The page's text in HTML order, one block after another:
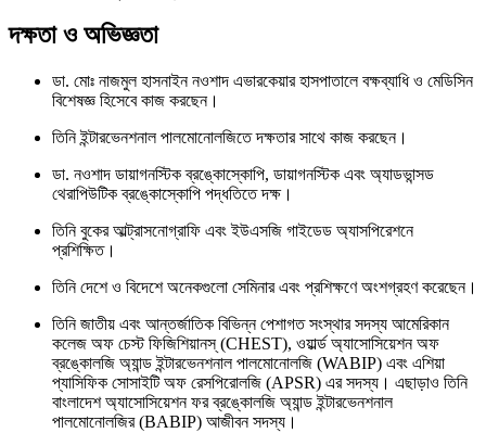
দক্ষতা ও অভিজ্ঞতা
ডা. মোঃ নাজমুল হাসনাইন নওশাদ এভারকেয়ার হাসপাতালে বক্ষব্যাধি ও মেডিসিন
বিশেষজ্ঞ হিসেবে কাজ করছেন।
তিনি ইন্টারভেনশনাল পালমোনোলজিতে দক্ষতার সাথে কাজ করছেন।
ডা. নওশাদ ডায়াগনস্টিক ব্রঙ্কোস্কোপি, ডায়াগনস্টিক এবং অ্যাডভান্সড
থেরাপিউটিক ব্রঙ্কোস্কোপি পদ্ধতিতে দক্ষ।
তিনি বুকের আল্ট্রাসনোগ্রাফি এবং ইউএসজি গাইডেড অ্যাসপিরেশনে
প্রশিক্ষিত।
তিনি দেশে ও বিদেশে অনেকগুলো সেমিনার এবং প্রশিক্ষণে অংশগ্রহণ করেছেন।
তিনি জাতীয় এবং আন্তর্জাতিক বিভিন্ন পেশাগত সংস্থার সদস্য আমেরিকান
কলেজ অফ চেস্ট ফিজিশিয়ানস্ (CHEST), ওয়ার্ল্ড অ্যাসোসিয়েশন অফ
ব্রঙ্কোলজি অ্যান্ড ইন্টারভেনশনাল পালমোনোলজি (WABIP) এবং এশিয়া
প্যাসিফিক সোসাইটি অফ রেসপিরোলজি (APSR) এর সদস্য। এছাড়াও তিনি
বাংলাদেশ অ্যাসোসিয়েশন ফর ব্রঙ্কোলজি অ্যান্ড ইন্টারভেনশনাল
পালমোনোলজির (BABIP) আজীবন সদস্য।